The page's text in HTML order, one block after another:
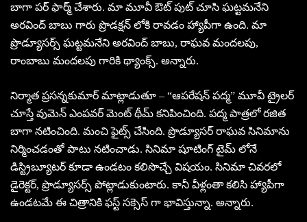
బాగా పర్ ఫార్మ్ చేశారు. మా మూవీ ఔట్ పుట్ చూసి ఘట్టమనేని
అరవింద్ బాబు గారు ప్రొడక్షన్ లోకి రావడం హ్యాపీగా ఉంది. మా
ప్రొడ్యూసర్స్ ఘట్టమనేని అరవింద్ బాబు, రాఘవ మందలపు,
రాంబాబు మందలపు గారికి థ్యాంక్స్. అన్నారు.
నిర్మాత ప్రసన్నకుమార్ మాట్లాడుతూ – “ఆపరేషన్ పద్మ” మూవీ ట్రైలర్
చూస్తే వుమెన్ ఎంపవర్ మెంట్ థీమ్ కనిపించింది. పద్మ పాత్రలో రజిత
బాగా నటించింది. మంచి ఫైట్స్ చేసింది. ప్రొడ్యూసర్ రాఘవ సినిమాను
నిర్మించడంతో పాటు నటించాడు. సినిమా షూటింగ్ టైమ్ లోనే
డిస్ట్రిబ్యూటర్ కూడా ఉండటం కలిసొచ్చే విషయం. సినిమా చివరలో
డైరెక్టర్, ప్రొడ్యూసర్స్ పోట్లాడుకుంటారు. కానీ వీళ్లంతా కలిసి హ్యాపీగా
ఉండటమే ఈ చిత్రానికి ఫస్ట్ సక్సెస్ గా భావిస్తున్నా. అన్నారు.